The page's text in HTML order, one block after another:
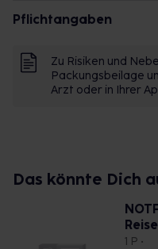
Pflichtangaben
Zu Risiken und
Packungsbeilage
Arzt oder in Ihrer
Das könnte Dich
1 P •